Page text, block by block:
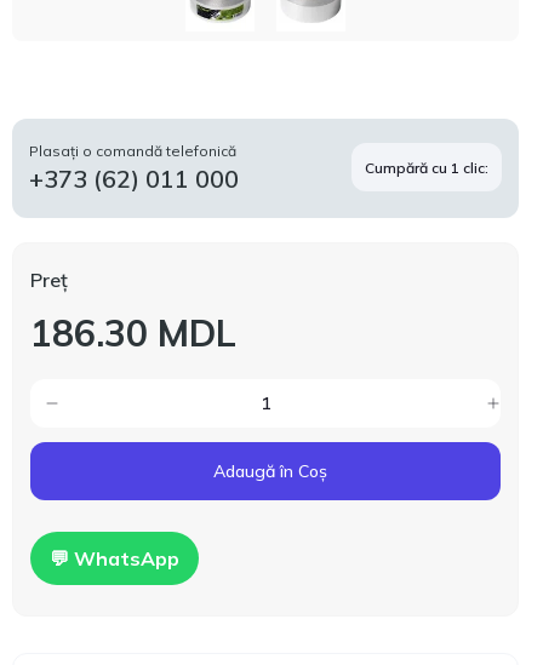
Plasați o comandă telefonică
+373 (62) 011 000 Cumpără cu 1 clic:
Preț
186.30 MDL
Adaugă în Coș
💬 WhatsApp